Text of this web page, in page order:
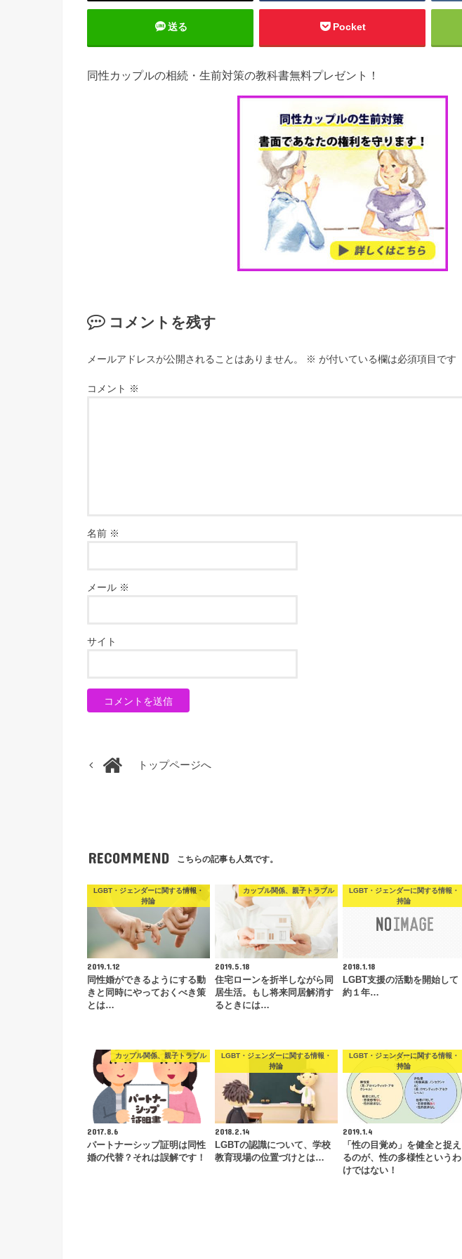
送る Pocket
同性カップルの相続・生前対策の教科書無料プレゼント！
コメントを残す
メールアドレスが公開されることはありません。 ※ が付いている欄は必須項目です
コメント ※
名前 ※
メール ※
サイト
トップページへ
RECOMMEND こちらの記事も人気です。
LGBT・ジェンダーに関する情報・
持論
2019.1.12
同性婚ができるようにする動
きと同時にやっておくべき策
とは…
カップル関係、親子トラブル
2019.5.18
住宅ローンを折半しながら同
居生活。もし将来同居解消す
るときには…
LGBT・ジェンダーに関する情報・
持論
2018.1.18
LGBT支援の活動を開始して
約１年…
カップル関係、親子トラブル
2017.8.6
パートナーシップ証明は同性
婚の代替？それは誤解です！
LGBT・ジェンダーに関する情報・
持論
2018.2.14
LGBTの認識について、学校
教育現場の位置づけとは…
LGBT・ジェンダーに関する情報・
持論
2019.1.4
「性の目覚め」を健全と捉え
るのが、性の多様性というわ
けではない！